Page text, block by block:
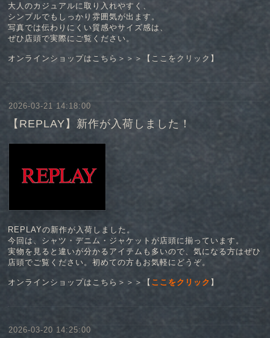
大人のカジュアルに取り入れやすく、
シンプルでもしっかり雰囲気が出ます。
写真では伝わりにくい質感やサイズ感は、
ぜひ店頭で実際にご覧ください。
オンラインショップはこちら＞＞＞【 ここをクリック 】
2026-03-21 14:18:00
【REPLAY】新作が入荷しました！
REPLAYの新作が入荷しました。
今回は、シャツ・デニム・ジャケットが店頭に揃っています。
実物を見ると違いが分かるアイテムも多いので、気になる方はぜひ
店頭でご覧ください。初めての方もお気軽にどうぞ。
オンラインショップはこちら＞＞＞【 ここをクリック 】
2026-03-20 14:25:00